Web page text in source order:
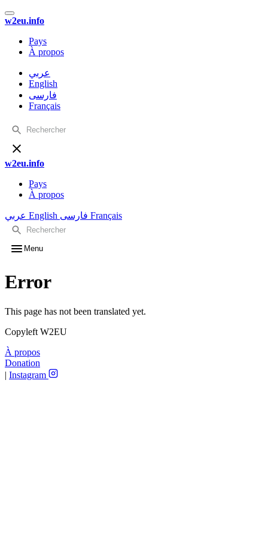
w2eu.info
Pays
À propos
عربي
English
فارسی
Français
w2eu.info
Pays
À propos
عربي English فارسی Français
Menu
Error
This page has not been translated yet.
Copyleft W2EU
À propos
Donation
| Instagram